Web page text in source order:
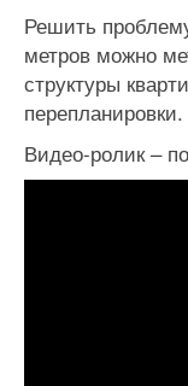
Решить
метров можно
структуры
перепланировки.
Видео-ролик –